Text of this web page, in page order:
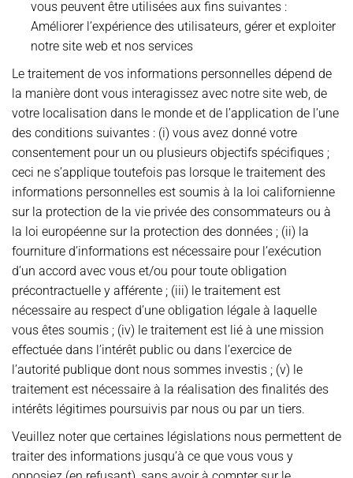
vous peuvent être utilisées aux fins suivantes :
Améliorer l’expérience des utilisateurs, gérer et exploiter
notre site web et nos services
Le traitement de vos informations personnelles dépend de
la manière dont vous interagissez avec notre site web, de
votre localisation dans le monde et de l’application de l’une
des conditions suivantes : (i) vous avez donné votre
consentement pour un ou plusieurs objectifs spécifiques ;
ceci ne s’applique toutefois pas lorsque le traitement des
informations personnelles est soumis à la loi californienne
sur la protection de la vie privée des consommateurs ou à
la loi européenne sur la protection des données ; (ii) la
fourniture d’informations est nécessaire pour l’exécution
d’un accord avec vous et/ou pour toute obligation
précontractuelle y afférente ; (iii) le traitement est
nécessaire au respect d’une obligation légale à laquelle
vous êtes soumis ; (iv) le traitement est lié à une mission
effectuée dans l’intérêt public ou dans l’exercice de
l’autorité publique dont nous sommes investis ; (v) le
traitement est nécessaire à la réalisation des finalités des
intérêts légitimes poursuivis par nous ou par un tiers.
Veuillez noter que certaines législations nous permettent de
traiter des informations jusqu’à ce que vous vous y